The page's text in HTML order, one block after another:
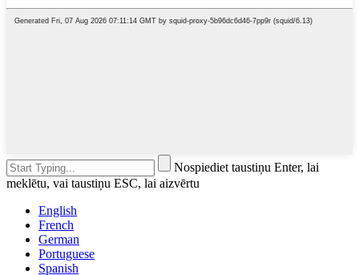
Nospiediet taustiņu Enter, lai
meklētu, vai taustiņu ESC, lai aizvērtu
English
French
German
Portuguese
Spanish